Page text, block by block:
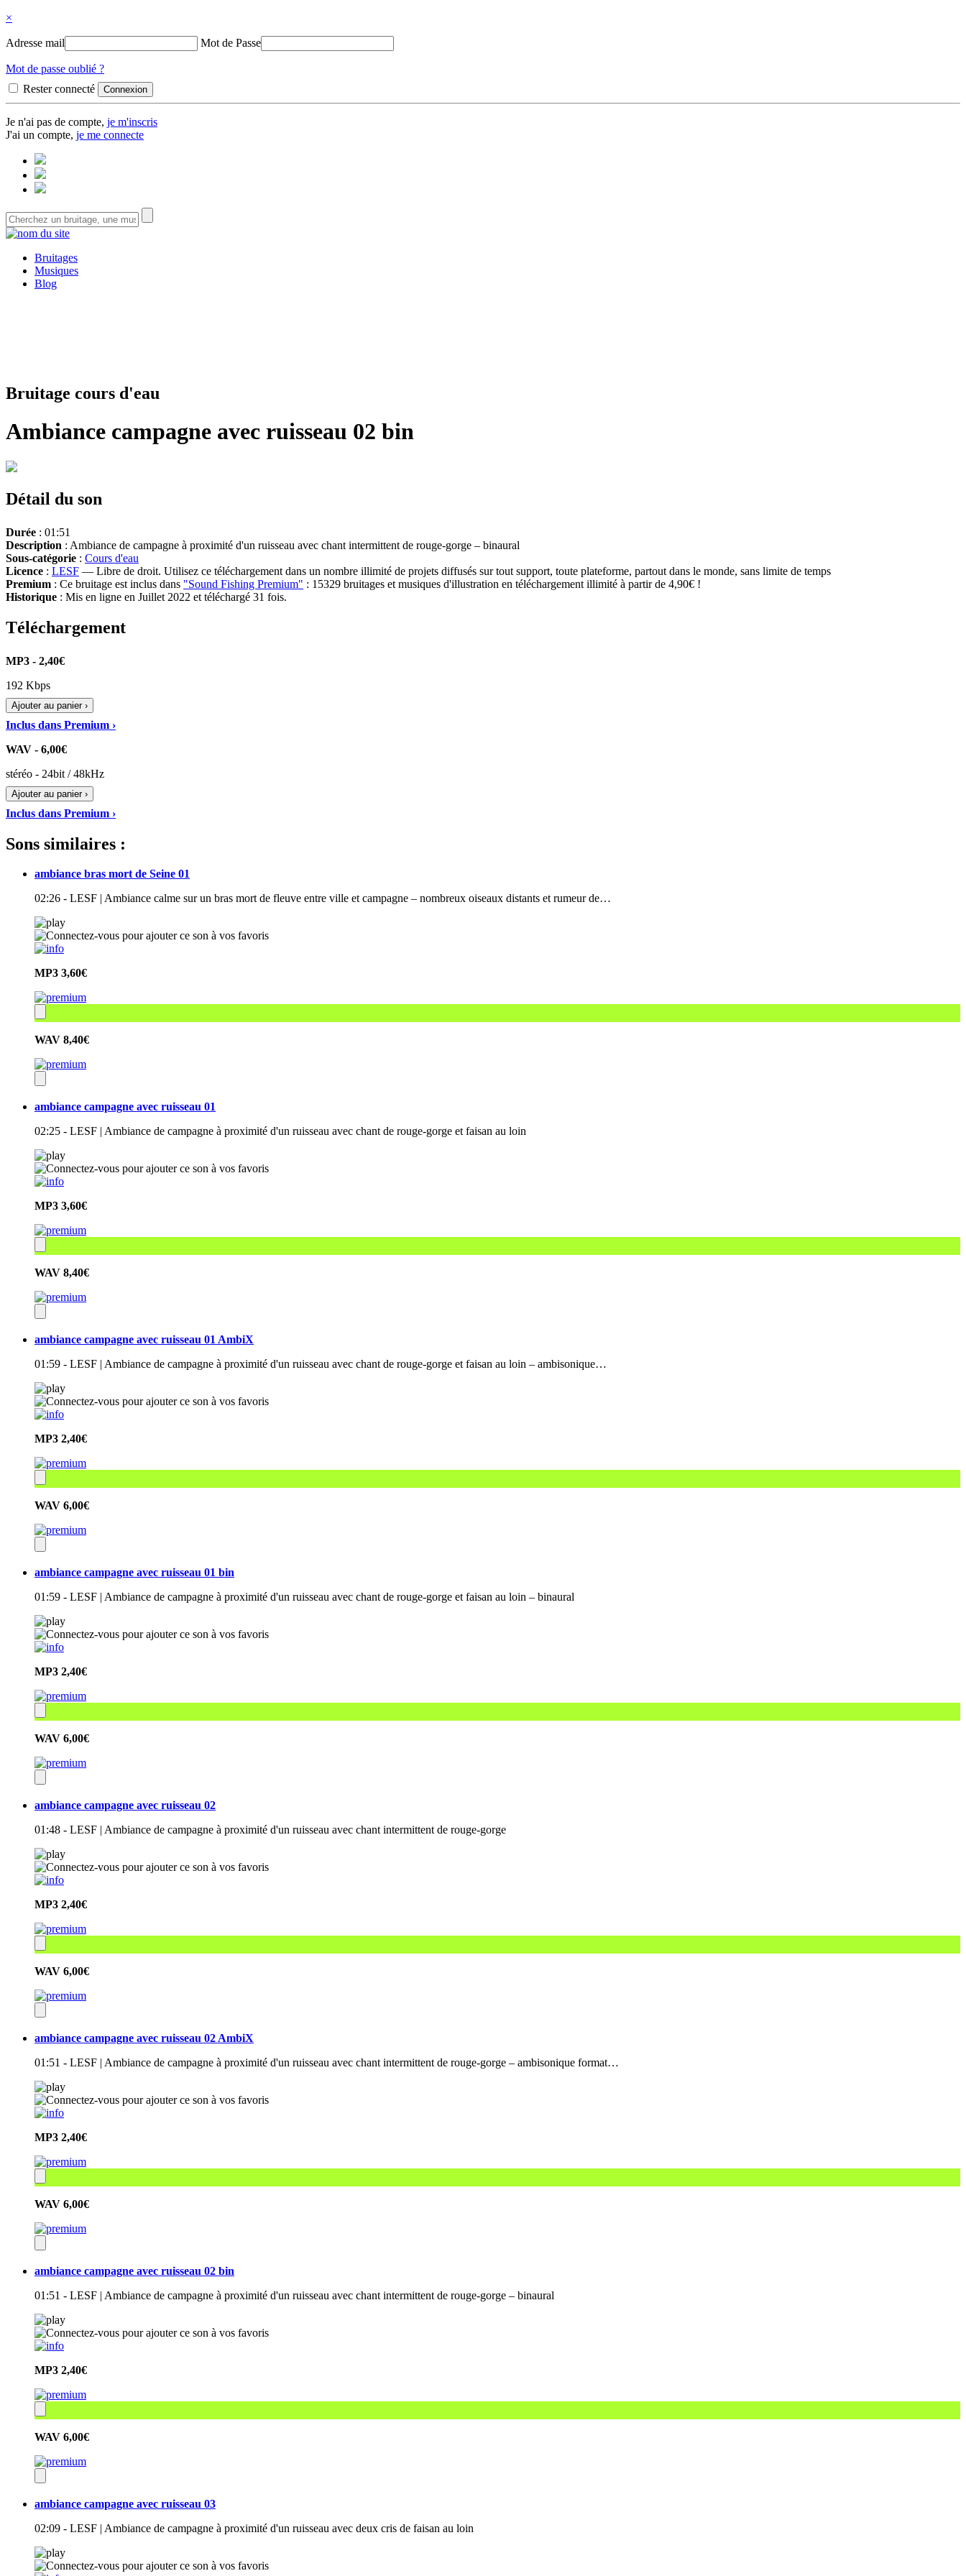
×
Adresse mail Mot de Passe
Mot de passe oublié ?
Rester connecté
Je n'ai pas de compte, je m'inscris
J'ai un compte, je me connecte
Bruitages
Musiques
Blog
Bruitage cours d'eau
Ambiance campagne avec ruisseau 02 bin
Détail du son
Durée : 01:51
Description : Ambiance de campagne à proximité d'un ruisseau avec chant intermittent de rouge-gorge – binaural
Sous-catégorie : Cours d'eau
Licence : LESF — Libre de droit. Utilisez ce téléchargement dans un nombre illimité de projets diffusés sur tout support, toute plateforme, partout dans le monde, sans limite de temps
Premium : Ce bruitage est inclus dans "Sound Fishing Premium" : 15329 bruitages et musiques d'illustration en téléchargement illimité à partir de 4,90€ !
Historique : Mis en ligne en Juillet 2022 et téléchargé 31 fois.
Téléchargement
MP3 - 2,40€
192 Kbps
Ajouter au panier ›
Inclus dans Premium ›
WAV - 6,00€
stéréo - 24bit / 48kHz
Ajouter au panier ›
Inclus dans Premium ›
Sons similaires :
ambiance bras mort de Seine 01
02:26 - LESF | Ambiance calme sur un bras mort de fleuve entre ville et campagne – nombreux oiseaux distants et rumeur de…
MP3 3,60€
WAV 8,40€
ambiance campagne avec ruisseau 01
02:25 - LESF | Ambiance de campagne à proximité d'un ruisseau avec chant de rouge-gorge et faisan au loin
MP3 3,60€
WAV 8,40€
ambiance campagne avec ruisseau 01 AmbiX
01:59 - LESF | Ambiance de campagne à proximité d'un ruisseau avec chant de rouge-gorge et faisan au loin – ambisonique…
MP3 2,40€
WAV 6,00€
ambiance campagne avec ruisseau 01 bin
01:59 - LESF | Ambiance de campagne à proximité d'un ruisseau avec chant de rouge-gorge et faisan au loin – binaural
MP3 2,40€
WAV 6,00€
ambiance campagne avec ruisseau 02
01:48 - LESF | Ambiance de campagne à proximité d'un ruisseau avec chant intermittent de rouge-gorge
MP3 2,40€
WAV 6,00€
ambiance campagne avec ruisseau 02 AmbiX
01:51 - LESF | Ambiance de campagne à proximité d'un ruisseau avec chant intermittent de rouge-gorge – ambisonique format…
MP3 2,40€
WAV 6,00€
ambiance campagne avec ruisseau 02 bin
01:51 - LESF | Ambiance de campagne à proximité d'un ruisseau avec chant intermittent de rouge-gorge – binaural
MP3 2,40€
WAV 6,00€
ambiance campagne avec ruisseau 03
02:09 - LESF | Ambiance de campagne à proximité d'un ruisseau avec deux cris de faisan au loin